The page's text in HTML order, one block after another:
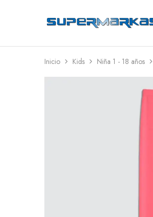
SuperMarkas
Ropa
Envío
gratis*
Inicio Kids Niña 1 - 18 años